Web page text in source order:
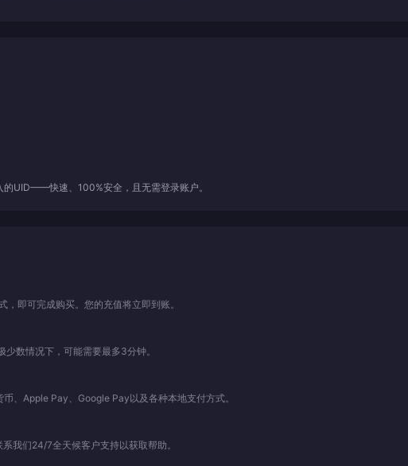
的UID——快速、100%安全，且无需登录账户。
即可完成购买。您的充值将立即到账。
数情况下，可能需要最多3分钟。
、Apple Pay、Google Pay以及各种本地支付方式。
我们24/7全天候客户支持以获取帮助。